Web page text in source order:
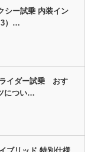
シー試乗 内装イン
3）…
イダー試乗 おす
につい…